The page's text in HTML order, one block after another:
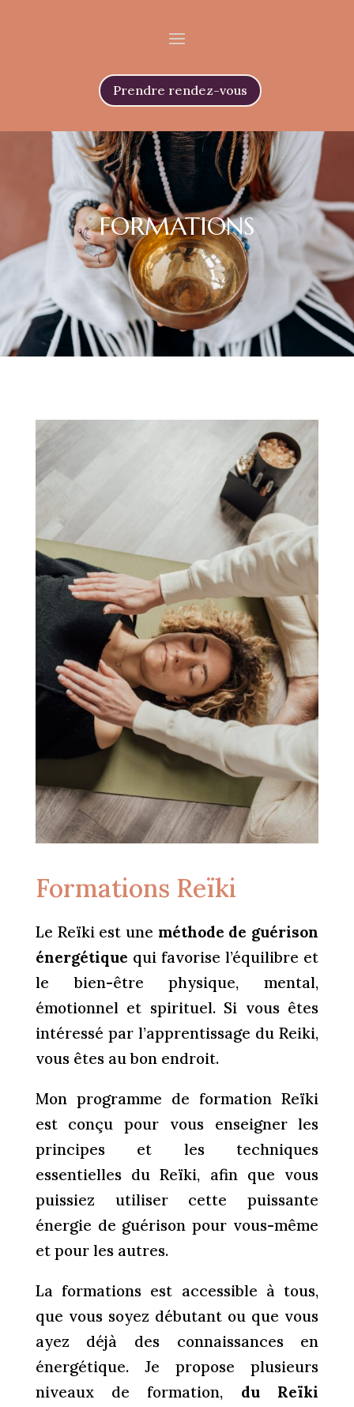
Prendre rendez-vous
FORMATIONS
Formations Reïki
Le Reïki est une méthode de guérison
énergétique qui favorise l’équilibre et
le bien-être physique, mental,
émotionnel et spirituel. Si vous êtes
intéressé par l’apprentissage du Reiki,
vous êtes au bon endroit.
Mon programme de formation Reïki
est conçu pour vous enseigner les
principes et les techniques
essentielles du Reïki, afin que vous
puissiez utiliser cette puissante
énergie de guérison pour vous-même
et pour les autres.
La formations est accessible à tous,
que vous soyez débutant ou que vous
ayez déjà des connaissances en
énergétique. Je propose plusieurs
niveaux de formation, du Reïki